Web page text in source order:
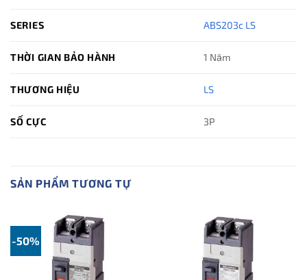
SERIES ABS203c LS
THỜI GIAN BẢO HÀNH 1 Năm
THƯƠNG HIỆU LS
SỐ CỰC 3P
SẢN PHẨM TƯƠNG TỰ
-50%